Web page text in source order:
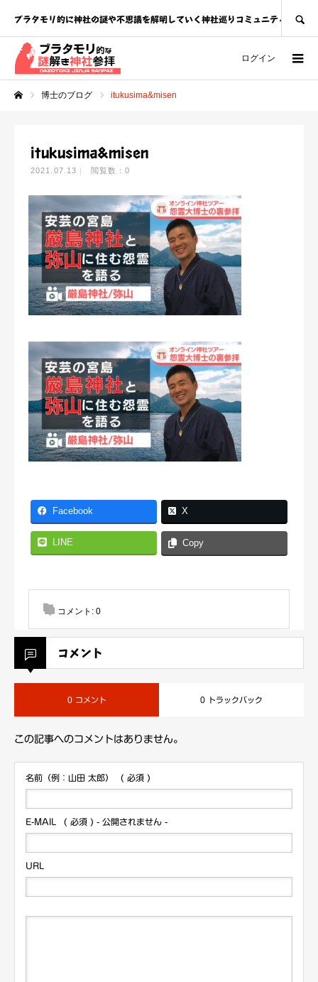
ブラタモリ的に神社の謎や不思議を解明していく神社巡りコミュニティ
ログイン
博士のブログ itukusima&misen
itukusima&misen
2021.07.13 閲覧数：0
Facebook X
LINE Copy
コメント: 0
コメント
0 コメント 0 トラックバック
この記事へのコメントはありません。
名前（例：山田 太郎） ( 必須 )
E-MAIL ( 必須 ) - 公開されません -
URL